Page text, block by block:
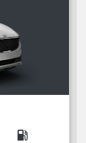
local_gas_station